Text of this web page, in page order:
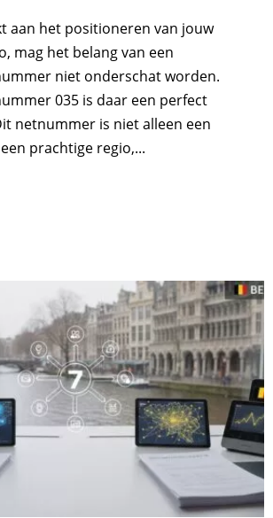
aan het positioneren van jouw
mag het belang van een
niet onderschat worden.
035 is daar een perfect
netnummer is niet alleen een
prachtige regio,...